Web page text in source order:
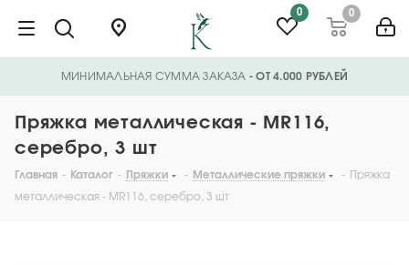
0 0
МИНИМАЛЬНАЯ СУММА ЗАКАЗА - ОТ 4.000 РУБЛЕЙ
Пряжка металлическая - MR116,
серебро, 3 шт
Главная - Каталог - Пряжки - Металлические пряжки - Пряжка
металлическая - MR116, серебро, 3 шт